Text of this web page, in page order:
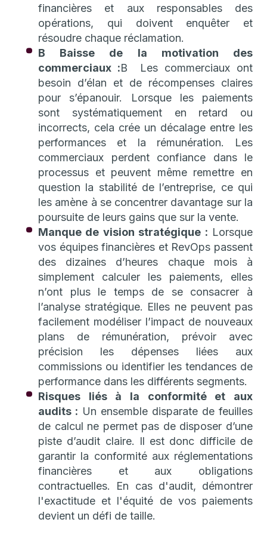
financières et aux responsables des
opérations, qui doivent enquêter et
résoudre chaque réclamation.
B Baisse de la motivation des
commerciaux :B Les commerciaux ont
besoin d’élan et de récompenses claires
pour s’épanouir. Lorsque les paiements
sont systématiquement en retard ou
incorrects, cela crée un décalage entre les
performances et la rémunération. Les
commerciaux perdent confiance dans le
processus et peuvent même remettre en
question la stabilité de l’entreprise, ce qui
les amène à se concentrer davantage sur la
poursuite de leurs gains que sur la vente.
Manque de vision stratégique : Lorsque
vos équipes financières et RevOps passent
des dizaines d’heures chaque mois à
simplement calculer les paiements, elles
n’ont plus le temps de se consacrer à
l’analyse stratégique. Elles ne peuvent pas
facilement modéliser l’impact de nouveaux
plans de rémunération, prévoir avec
précision les dépenses liées aux
commissions ou identifier les tendances de
performance dans les différents segments.
Risques liés à la conformité et aux
audits : Un ensemble disparate de feuilles
de calcul ne permet pas de disposer d’une
piste d’audit claire. Il est donc difficile de
garantir la conformité aux réglementations
financières et aux obligations
contractuelles. En cas d'audit, démontrer
l'exactitude et l'équité de vos paiements
devient un défi de taille.